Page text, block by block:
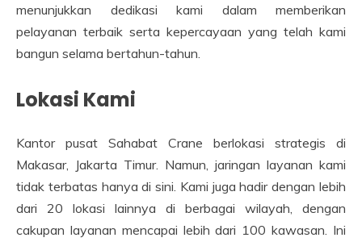
menunjukkan dedikasi kami dalam memberikan
pelayanan terbaik serta kepercayaan yang telah kami
bangun selama bertahun-tahun.
Lokasi Kami
Kantor pusat Sahabat Crane berlokasi strategis di
Makasar, Jakarta Timur. Namun, jaringan layanan kami
tidak terbatas hanya di sini. Kami juga hadir dengan lebih
dari 20 lokasi lainnya di berbagai wilayah, dengan
cakupan layanan mencapai lebih dari 100 kawasan. Ini